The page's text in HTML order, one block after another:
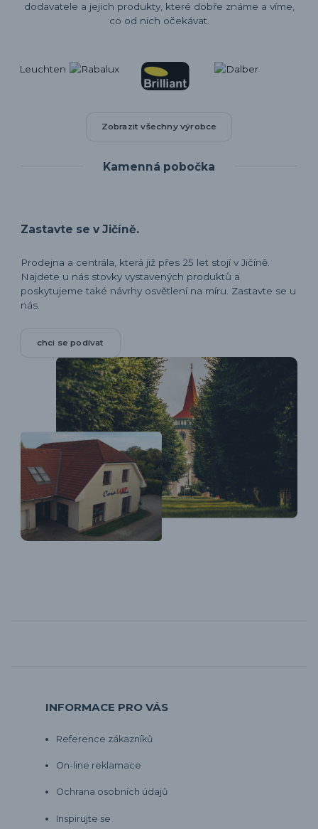
dodavatele a jejich produkty, které dobře známe a víme,
co od nich očekávat.
Zobrazit všechny výrobce
Kamenná pobočka
Zastavte se v Jičíně.
Prodejna a centrála, která již přes 25 let stojí v Jičíně.
Najdete u nás stovky vystavených produktů a
poskytujeme také návrhy osvětlení na míru. Zastavte se u
nás.
chci se podívat
INFORMACE PRO VÁS
Reference zákazníků
On-line reklamace
Ochrana osobních údajů
Inspirujte se